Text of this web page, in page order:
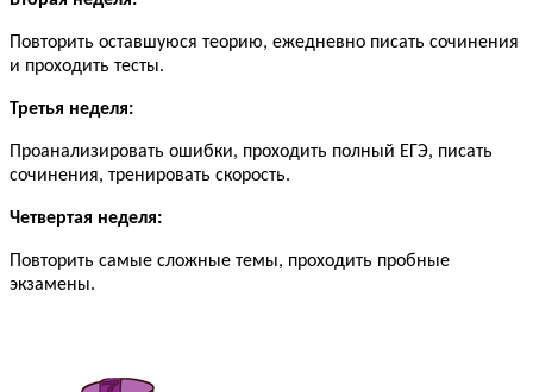
Повторить оставшуюся теорию, ежедневно писать сочинения
и проходить тесты.
Третья неделя:
Проанализировать ошибки, проходить полный ЕГЭ, писать
сочинения, тренировать скорость.
Четвертая неделя:
Повторить самые сложные темы, проходить пробные
экзамены.